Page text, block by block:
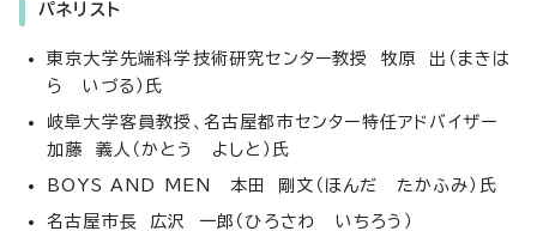
パネリスト
東京大学先端科学技術研究センター教授 牧原 出（まきは
ら いづる）氏
岐阜大学客員教授、名古屋都市センター特任アドバイザー
加藤 義人（かとう よしと）氏
BOYS AND MEN 本田 剛文（ほんだ たかふみ）氏
名古屋市長 広沢 一郎（ひろさわ いちろう）